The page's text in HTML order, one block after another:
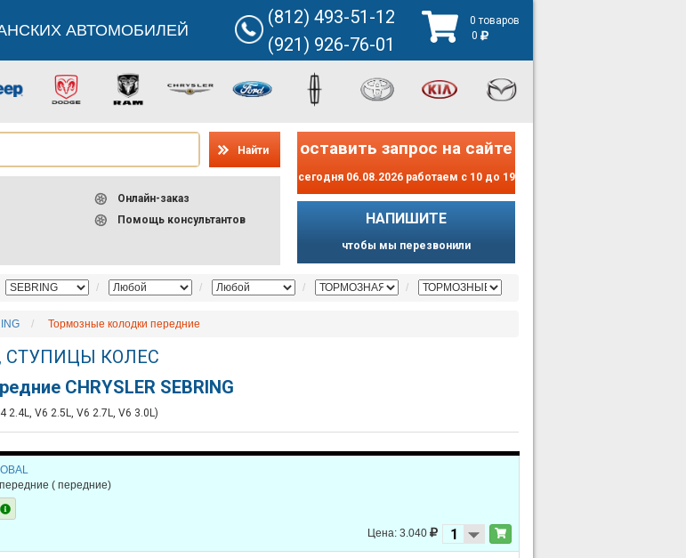
АВТОМОБИЛЕЙ
(812) 493-51-12
(921) 926-76-01
0 товаров
0
Найти
Онлайн-заказ
Помощь консультантов
оставить запрос на сайте
сегодня 06.08.2026 работаем с 10 до 19
НАПИШИТЕ
чтобы мы перезвонили
Тормозные колодки передние
СТУПИЦЫ КОЛЕС
CHRYSLER SEBRING
2.4L, V6 2.5L, V6 2.7L, V6 3.0L)
( передние)
Цена: 3.040